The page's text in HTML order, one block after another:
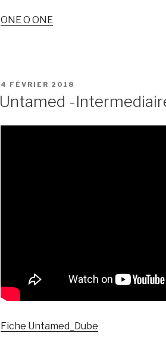
ONE O ONE
PUBLIÉ
4 FÉVRIER 2018
Untamed -
Fiche Untamed_Dube